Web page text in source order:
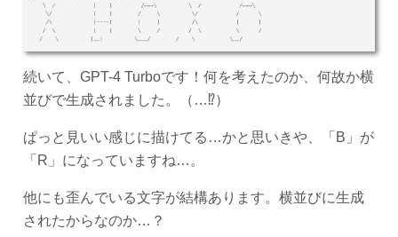
続いて、GPT-4 Turboです！何を考えたのか、何故か横
並びで生成されました。（…⁉）
ぱっと見いい感じに描けてる…かと思いきや、「B」が
「R」になっていますね…。
他にも歪んでいる文字が結構あります。横並びに生成
されたからなのか…？